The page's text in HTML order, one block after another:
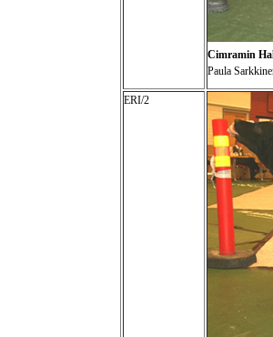
Cimramin
Paula
ERI/2